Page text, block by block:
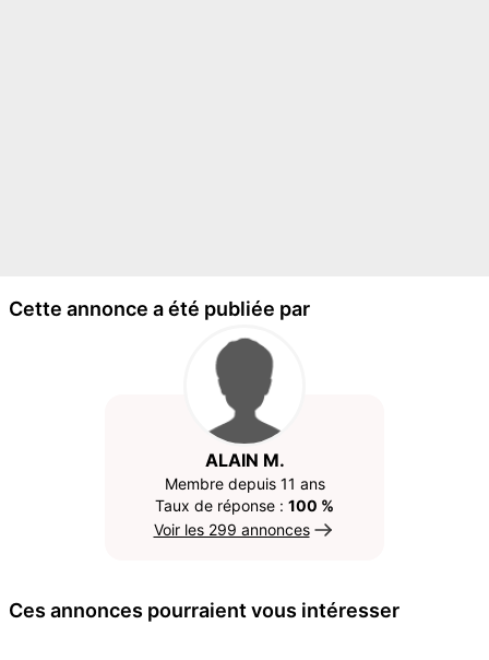
Cette annonce a été publiée par
ALAIN M.
Membre depuis 11 ans
Taux de réponse : 100 %
Voir les 299 annonces
Ces annonces pourraient vous intéresser